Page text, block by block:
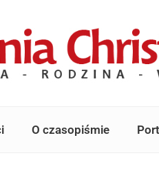
O czasopiśmie